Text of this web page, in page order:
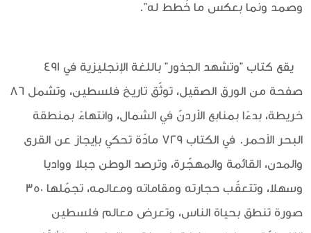
وصمد ونما بعكس ما خُطط له".
يقع كتاب "وتشهد الجذور" باللغة الإنجليزية في 491
صفحة من الورق الصقيل، توثّق تاريخ فلسطين، وتشمل 86
خريطة، بدءًا بمنابع الأردنّ في الشمال، وانتهاءً بمنطقة
البحر الأحمر. في الكتاب 729 مادّة تحكي بإيجاز عن القرى
والمدن، القائمة والمهجّرة، وترصد الوطن جبلا وواديا
وسهلا، وتتعقّب حجارته ومقاماته ومعالمه، تجمّلها 350
صورة تنطق بحياة الناس، وتعرض معالم فلسطين